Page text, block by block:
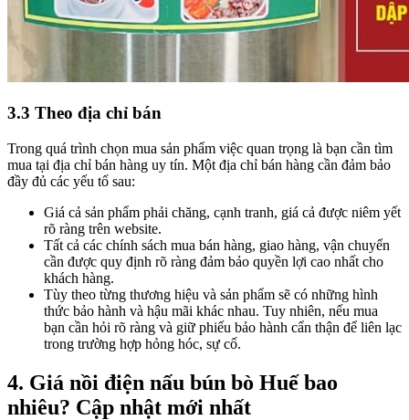
3.3 Theo địa chỉ bán
Trong quá trình chọn mua sản phẩm việc quan trọng là bạn cần tìm
mua tại địa chỉ bán hàng uy tín. Một địa chỉ bán hàng cần đảm bảo
đầy đủ các yếu tố sau:
Giá cả sản phẩm phải chăng, cạnh tranh, giá cả được niêm yết
rõ ràng trên website.
Tất cả các chính sách mua bán hàng, giao hàng, vận chuyển
cần được quy định rõ ràng đảm bảo quyền lợi cao nhất cho
khách hàng.
Tùy theo từng thương hiệu và sản phẩm sẽ có những hình
thức bảo hành và hậu mãi khác nhau. Tuy nhiên, nếu mua
bạn cần hỏi rõ ràng và giữ phiếu bảo hành cẩn thận để liên lạc
trong trường hợp hỏng hóc, sự cố.
4. Giá nồi điện nấu bún bò Huế bao
nhiêu? Cập nhật mới nhất